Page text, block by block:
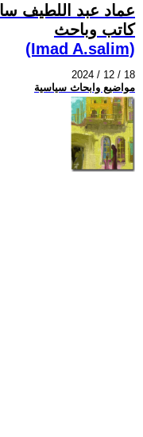
عماد عبد اللطيف
كاتب وباحث
(Imad A.salim)
2024 / 12 / 18
مواضيع وابحاث سياسية